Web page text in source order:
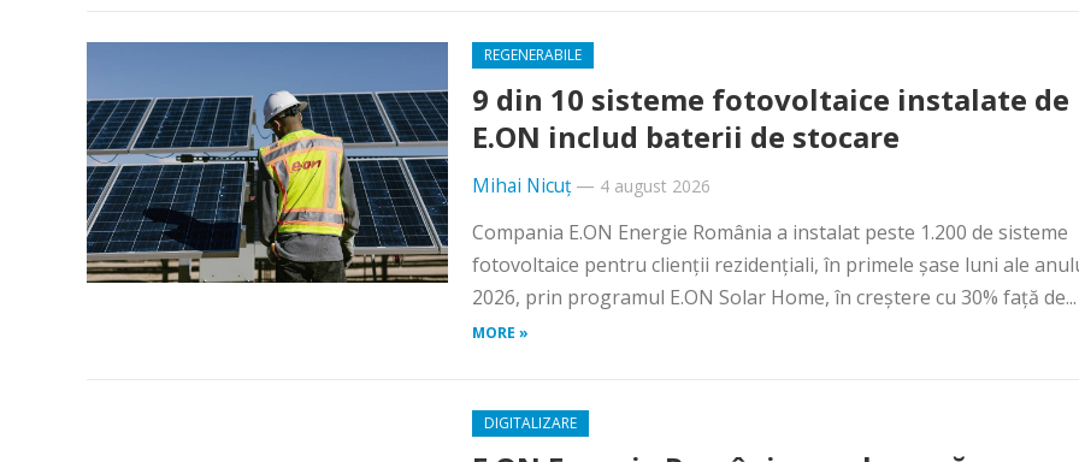
REGENERABILE
9 din 10 sisteme fotovoltaice instalate de
E.ON includ baterii de stocare
Mihai Nicuț— 4 august 2026
Compania E.ON Energie România a instalat peste 1.200 de sisteme
fotovoltaice pentru clienții rezidențiali, în primele șase luni ale
2026, prin programul E.ON Solar Home, în creștere cu 30% față
MORE »
DIGITALIZARE